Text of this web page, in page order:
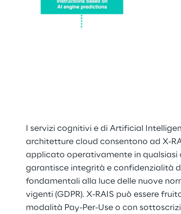
I servizi cognitivi e di Artificial
architetture cloud consentono ad X-
applicato operativamente in qualsiasi
garantisce integrità e confidenzialità
fondamentali alla luce delle nuove
vigenti (GDPR). X-RAIS può essere
modalità Pay-Per-Use o con